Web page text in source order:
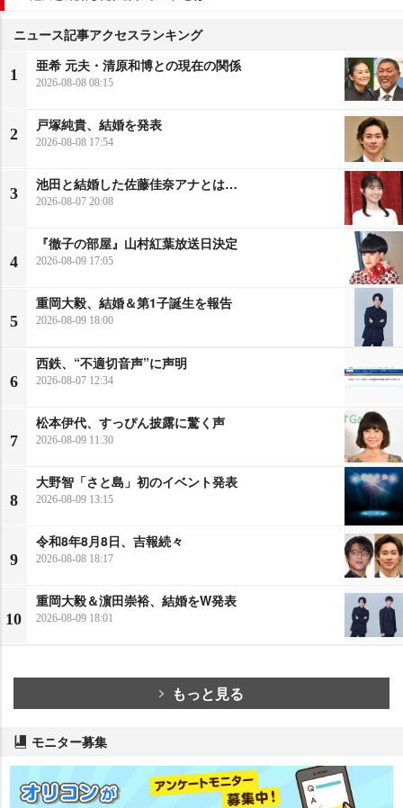
ニュース記事アクセスランキング
1
亜希 元夫・清原和博との現在の関係
2026-08-08 08:15
2
戸塚純貴、結婚を発表
2026-08-08 17:54
3
池田と結婚した佐藤佳奈アナとは…
2026-08-07 20:08
4
『徹子の部屋』山村紅葉放送日決定
2026-08-09 17:05
5
重岡大毅、結婚＆第1子誕生を報告
2026-08-09 18:00
6
西鉄、“不適切音声”に声明
2026-08-07 12:34
7
松本伊代、すっぴん披露に驚く声
2026-08-09 11:30
8
大野智「さと島」初のイベント発表
2026-08-09 13:15
9
令和8年8月8日、吉報続々
2026-08-08 18:17
10
重岡大毅＆濵田崇裕、結婚をW発表
2026-08-09 18:01
もっと見る
モニター募集